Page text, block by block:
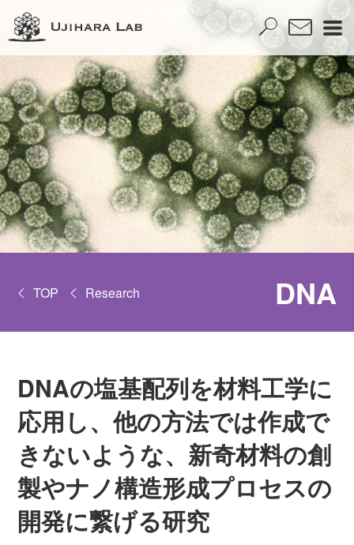
TOP Research DNA
DNAの塩基配列を材料工学に
応用し、他の方法では作成で
きないような、新奇材料の創
製やナノ構造形成プロセスの
開発に繋げる研究